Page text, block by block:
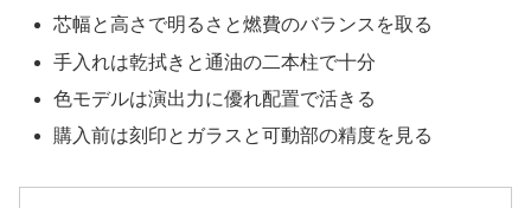
芯幅と高さで明るさと燃費のバランスを取る
手入れは乾拭きと通油の二本柱で十分
色モデルは演出力に優れ配置で活きる
購入前は刻印とガラスと可動部の精度を見る